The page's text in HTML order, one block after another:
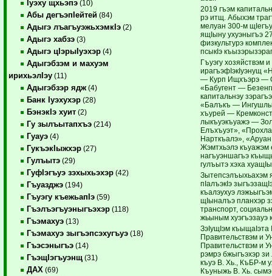
Iуэху щхьэпэ (10)
Абы дегъэпIейтей (84)
Адыгэ лъагъуэжьхэмкIэ (2)
Адыгэ хабзэ (3)
Адыгэ цIэрыIуэхэр (4)
Адыгэбзэм и махуэм
ирихьэлIэу (11)
Адыгэбзэр ядж (4)
Банк Iуэхухэр (28)
БэнэкIэ хуит (2)
Гу зылъытапхъэ (214)
Гуауэ (4)
ГукъэкIыжхэр (27)
Гулъытэ (29)
ГуфIэгъуэ зэхыхьэхэр (42)
Гъуазджэ (194)
Гъуэгу къежьапIэ (59)
Гъэлъэгъуэныгъэхэр (118)
Гъэмахуэ (13)
Гъэмахуэ зыгъэпсэхугъуэ (18)
Гъэсэныгъэ (14)
ГъэщIэгъуэнщ (31)
ДАХ (69)
2019 гъэм
рэ итщ. Абыхэм
мелуан 300-м
ящIыну ухуэныгъэ
физкультурэ
псыкIэ
Гъуэгу хозяйствэм
ирагъэфIэкIуэнущ
— Курп Ищ­хъэрэ —
«Бабугент —
капитальнэу
«Балъкъ —
хъурей —
лыкъуэкъуажэ —
Елъхъуэт»,
Нарткъалэ»,
Жэмтхьэлэ къуажэм­
нагъуэн­шагъэ
гулъытэ ­хэха
пIалъэ­кIэ
къалэухуэ
щIыналъэ планхэр
транспорт,
жьыным хуэгъэзауэ
ЗэIущIэм къыщаIэта
Правительствэм и
Правительст­вэм и
рэмрэ бжыгъэхэр
къуэ В. Хь., ­КъБР-м
Къу­ныжь В. Хь.